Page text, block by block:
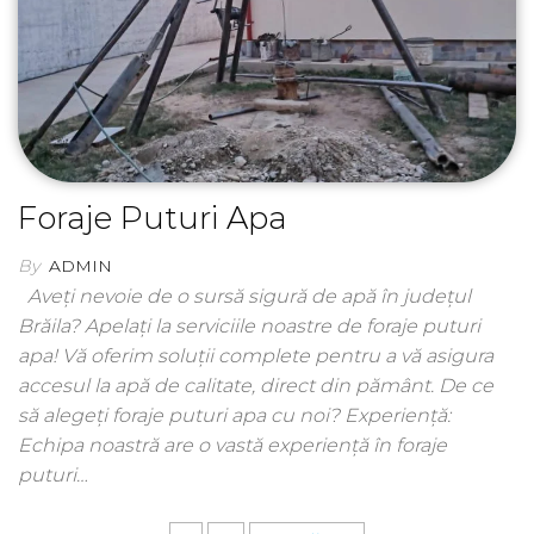
Foraje Puturi Apa
By ADMIN
Aveți nevoie de o sursă sigură de apă în județul
Brăila? Apelați la serviciile noastre de foraje puturi
apa! Vă oferim soluții complete pentru a vă asigura
accesul la apă de calitate, direct din pământ. De ce
să alegeți foraje puturi apa cu noi? Experiență:
Echipa noastră are o vastă experiență în foraje
puturi…